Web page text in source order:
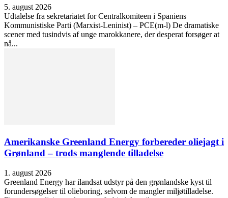
5. august 2026
Udtalelse fra sekretariatet for Centralkomiteen i Spaniens
Kommunistiske Parti (Marxist-Leninist) – PCE(m-l) De dramatiske
scener med tusindvis af unge marokkanere, der desperat forsøger at
nå...
Amerikanske Greenland Energy forbereder oliejagt i
Grønland – trods manglende tilladelse
1. august 2026
Greenland Energy har ilandsat udstyr på den grønlandske kyst til
forundersøgelser til olieboring, selvom de mangler miljøtilladelse.